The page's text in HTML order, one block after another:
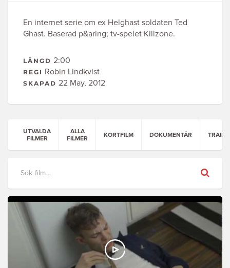
En internet serie om ex Helghast soldaten Ted
Ghast. Baserad p&aring; tv-spelet Killzone.
LÄNGD 2:00
REGI Robin Lindkvist
SKAPAD 22 May, 2012
UTVALDA
FILMER
ALLA
FILMER
KORTFILM DOKUMENTÄR
Sök